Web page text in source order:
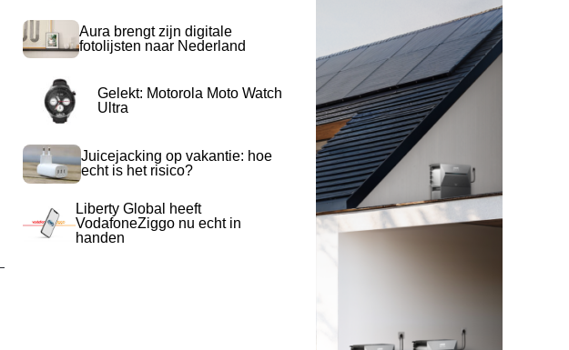
Aura brengt zijn digitale
fotolijsten naar Nederland
Gelekt: Motorola Moto Watch
Ultra
Juicejacking op vakantie: hoe
echt is het risico?
Liberty Global heeft
VodafoneZiggo nu echt in
handen